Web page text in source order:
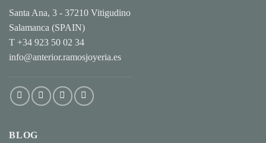
Santa Ana, 3 - 37210 Vitigudino
Salamanca (SPAIN)
T +34 923 50 02 34
info@anterior.ramosjoyeria.es
BLOG